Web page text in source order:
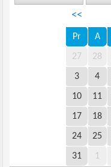
<<
Pr A
27 28
3 4
10 11
17 18
24 25
31 1